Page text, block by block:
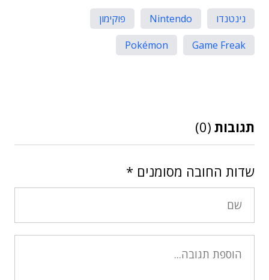
נינטנדו Nintendo
פוקימון
Game Freak
Pokémon
תגובות (0)
שדות החובה מסומנים *